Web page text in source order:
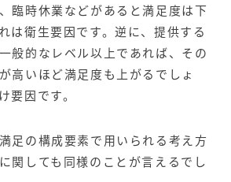
臨時休業などがあると満足度は下
は衛生要因です。逆に、提供する
般的なレベル以上であれば、その
高いほど満足度も上がるでしょ
要因です。
足の構成要素で用いられる考え方
関しても同様のことが言えるでし